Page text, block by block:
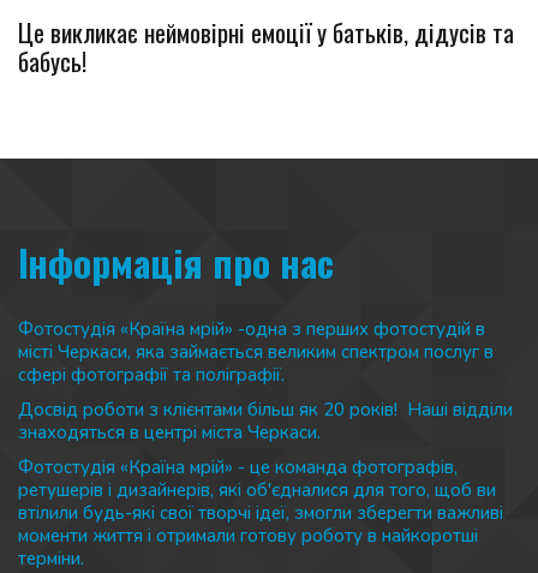
Це викликає неймовірні емоції у батьків, дідусів та
бабусь!
Інформація про нас
Фотостудія «Країна мрій» -одна з перших фотостудій в
місті Черкаси, яка займається великим спектром послуг в
сфері фотографії та поліграфії.
Досвід роботи з клієнтами більш як 20 років!  Наші відділи
знаходяться в центрі міста Черкаси.
Фотостудія «Країна мрій» - це команда фотографів,
ретушерів і дизайнерів, які об'єдналися для того, щоб ви
втілили будь-які свої творчі ідеї, змогли зберегти важливі
моменти життя і отримали готову роботу в найкоротші
терміни.